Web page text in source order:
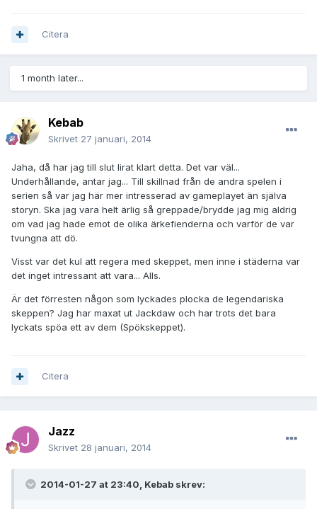
Citera
1 month later...
Kebab
Skrivet 27 januari, 2014
Jaha, då har jag till slut lirat klart detta. Det var väl...
Underhållande, antar jag... Till skillnad från de andra spelen i
serien så var jag här mer intresserad av gameplayet än själva
storyn. Ska jag vara helt ärlig så greppade/brydde jag mig aldrig
om vad jag hade emot de olika ärkefienderna och varför de var
tvungna att dö.
Visst var det kul att regera med skeppet, men inne i städerna var
det inget intressant att vara... Alls.
Är det förresten någon som lyckades plocka de legendariska
skeppen? Jag har maxat ut Jackdaw och har trots det bara
lyckats spöa ett av dem (Spökskeppet).
Citera
Jazz
Skrivet 28 januari, 2014
2014-01-27 at 23:40, Kebab skrev: